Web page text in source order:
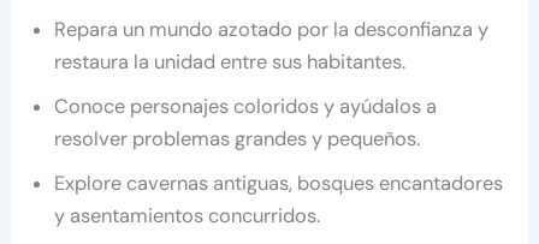
Repara un mundo azotado por la desconfianza y
restaura la unidad entre sus habitantes.
Conoce personajes coloridos y ayúdalos a
resolver problemas grandes y pequeños.
Explore cavernas antiguas, bosques encantadores
y asentamientos concurridos.